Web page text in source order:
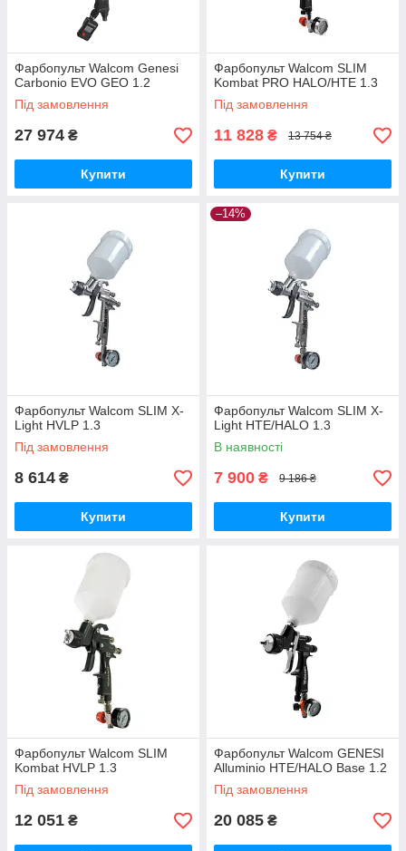
Фарбопульт Walcom Genesi
Carbonio EVO GEO 1.2
Під замовлення
27 974 ₴
Купити
Фарбопульт Walcom SLIM
Kombat PRO HALO/HTE 1.3
Під замовлення
11 828 ₴ 13 754 ₴
Купити
Фарбопульт Walcom SLIM X-
Light HVLP 1.3
Під замовлення
8 614 ₴
Купити
–14%
Фарбопульт Walcom SLIM X-
Light HTE/HALO 1.3
В наявності
7 900 ₴ 9 186 ₴
Купити
Фарбопульт Walcom SLIM
Kombat HVLP 1.3
Під замовлення
12 051 ₴
Фарбопульт Walcom GENESI
Alluminio HTE/HALO Base 1.2
Під замовлення
20 085 ₴